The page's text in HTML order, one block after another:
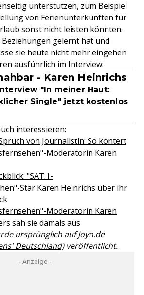
unterstützen, zum Beispiel
von Ferienunterkünften für
sonst nicht leisten könnten.
Beziehungen gelernt hat und
sie heute nicht mehr eingehen
ausführlich im Interview:
- Karen Heinrichs
"In meiner Haut:
Single" jetzt kostenlos
interessieren:
von Journalistin: So kontert
Moderatorin Karen
"SAT.1-
Star Karen Heinrichs über ihr
Moderatorin Karen
sah sie damals aus
ursprünglich aufJoyn.de
Deutschland)veröffentlicht.
- Anzeige -